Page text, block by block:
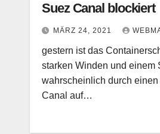
Suez Canal blockiert
MÄRZ 24, 2021
gestern ist das
starken Winden und einem
wahrscheinlich durch
Canal auf…